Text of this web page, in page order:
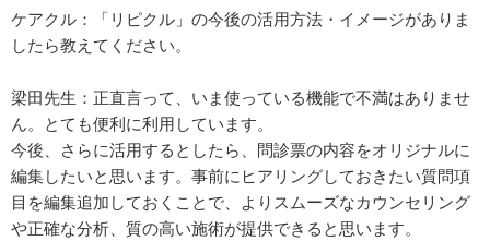
ケアクル：「リピクル」の今後の活用方法・イメージがありま
したら教えてください。
梁田先生：正直言って、いま使っている機能で不満はありませ
ん。とても便利に利用しています。
今後、さらに活用するとしたら、問診票の内容をオリジナルに
編集したいと思います。事前にヒアリングしておきたい質問項
目を編集追加しておくことで、よりスムーズなカウンセリング
や正確な分析、質の高い施術が提供できると思います。